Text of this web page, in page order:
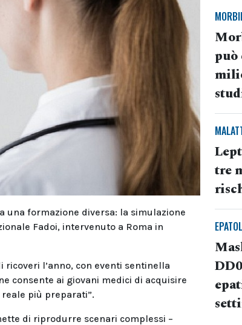
una formazione diversa: la simulazione
Fadoi, intervenuto a Roma in
l’anno, con eventi sentinella
consente ai giovani medici di acquisire
più preparati”.
di riprodurre scenari complessi –
può
tre